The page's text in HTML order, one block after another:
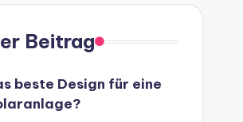
Beitrag
beste Design für eine